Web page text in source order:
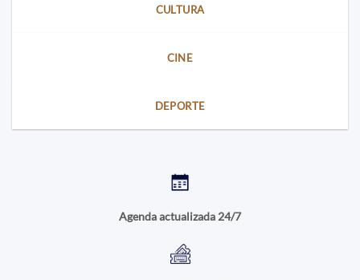
CULTURA
CINE
DEPORTE
Agenda actualizada 24/7